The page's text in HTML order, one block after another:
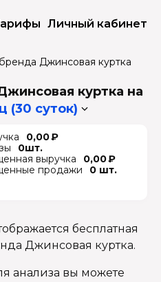
Личный кабинет
Джинсовая куртка
куртка на
(30 суток)
0,00 ₽
0шт.
выручка
0,00 ₽
продажи
0 шт.
бесплатная
Джинсовая куртка.
анализа вы можете